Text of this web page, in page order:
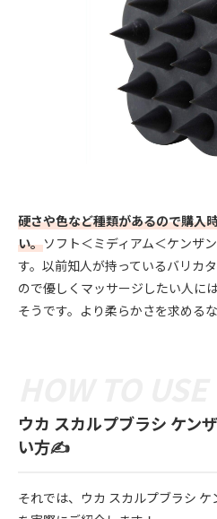
硬さや色など種類があるので購入
い。ソフト＜ミディアム＜ケンザ
す。以前知人が持っているバリカ
ので優しくマッサージしたい人に
そうです。より柔らかさを求める
ウカ スカルプブラシ ケン
い方✍️
それでは、ウカ スカルプブラシ